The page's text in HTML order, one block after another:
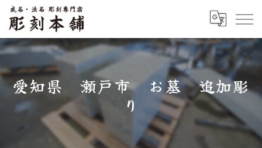
愛知県 瀬戸市 お墓 追加彫
り